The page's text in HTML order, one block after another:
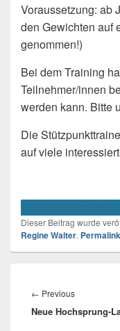
Voraussetzung: ab
den Gewichten auf
genommen!)
Bei dem Training
Teilnehmer/innen
werden kann. Bitte
Die
auf viele
Dieser Beitrag wurde
Regine Walter. Permalink
← Previous
post:
Neue Hochsprung-